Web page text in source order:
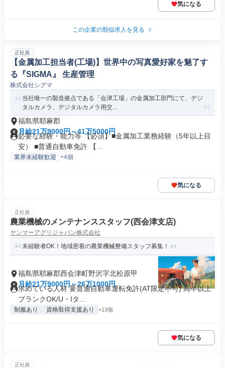
気になる
この企業の類似求人を見る
正社員
【金属加工担当者(工場)】世界中の写真愛好家を魅了す
る『SIGMA』 生産管理
株式会社シグマ
当社唯一の製造拠点である「会津工場」の金属加工部門にて、デジ
タルカメラ、デジタルカメラ用交...
福島県耶麻郡
月給21万9000円～41万5000円
必要な経験・能力等 【必須】■金属加工業務経験（5年以上目
安） ■普通自動車免許 【...
業界未経験歓迎 +4個
気になる
正社員
農業機械のメンテナンススタッフ(西会津支店)
ヤンマーアグリジャパン株式会社
未経験者OK！地域密着の農業機械整備スタッフ募集！
福島県耶麻郡西会津町野沢字北松原甲
月給21万9000円～26万1000円
求めている人材 要普通自動車運転免許(AT限定不可) 高卒以上
ブランクOK/U・Iタ...
制服あり 資格取得支援あり +13個
気になる
正社員